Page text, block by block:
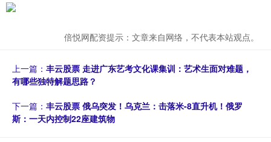
倍悦网配资提示：文章来自网络，不代表本站观点。
上一篇： 丰云股票 走进广东艺考文化课集训：艺术生面对难题，
有哪些独特解题思路？
下一篇： 丰云股票 俄乌突发！乌克兰：击落米-8直升机！俄罗
斯：一天内控制22座建筑物